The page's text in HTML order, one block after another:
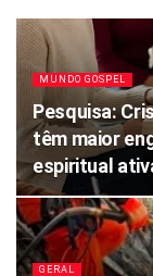
MUNDO GOSPEL
Pesquisa:
têm maior
espiritual
GERAL